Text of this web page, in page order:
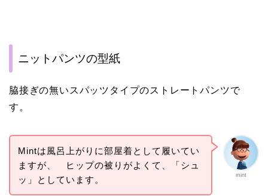
ニットパンツの型紙
脇接ぎの無いスパッツタイプのストレートパンツで
す。
mint
Mintは風呂上がりに部屋着として履いてい
ますが、 ヒップの被りがよくて、「シュ
ッ」としています。